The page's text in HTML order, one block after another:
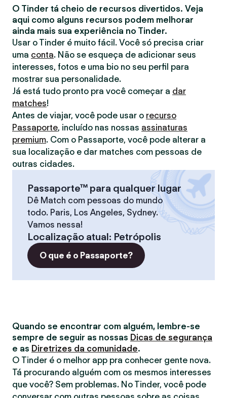
O Tinder tá cheio de recursos divertidos. Veja
aqui como alguns recursos podem melhorar
ainda mais sua experiência no Tinder.
Usar o Tinder é muito fácil. Você só precisa criar
uma conta. Não se esqueça de adicionar seus
interesses, fotos e uma bio no seu perfil para
mostrar sua personalidade.
Já está tudo pronto pra você começar a dar
matches!
Antes de viajar, você pode usar o recurso
Passaporte, incluído nas nossas assinaturas
premium. Com o Passaporte, você pode alterar a
sua localização e dar matches com pessoas de
outras cidades.
Passaporte™ para qualquer lugar
Dê Match com pessoas do mundo
todo. Paris, Los Angeles, Sydney.
Vamos nessa!
Localização atual: Petrópolis
O que é o Passaporte?
Quando se encontrar com alguém, lembre-se
sempre de seguir as nossas Dicas de segurança
e as Diretrizes da comunidade.
O Tinder é o melhor app pra conhecer gente nova.
Tá procurando alguém com os mesmos interesses
que você? Sem problemas. No Tinder, você pode